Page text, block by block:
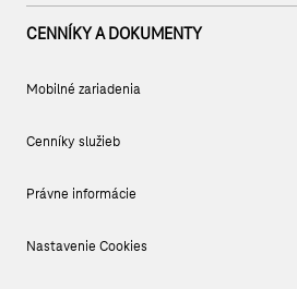
CENNÍKY A DOKUMENTY
Mobilné zariadenia
Cenníky služieb
Právne informácie
Nastavenie Cookies